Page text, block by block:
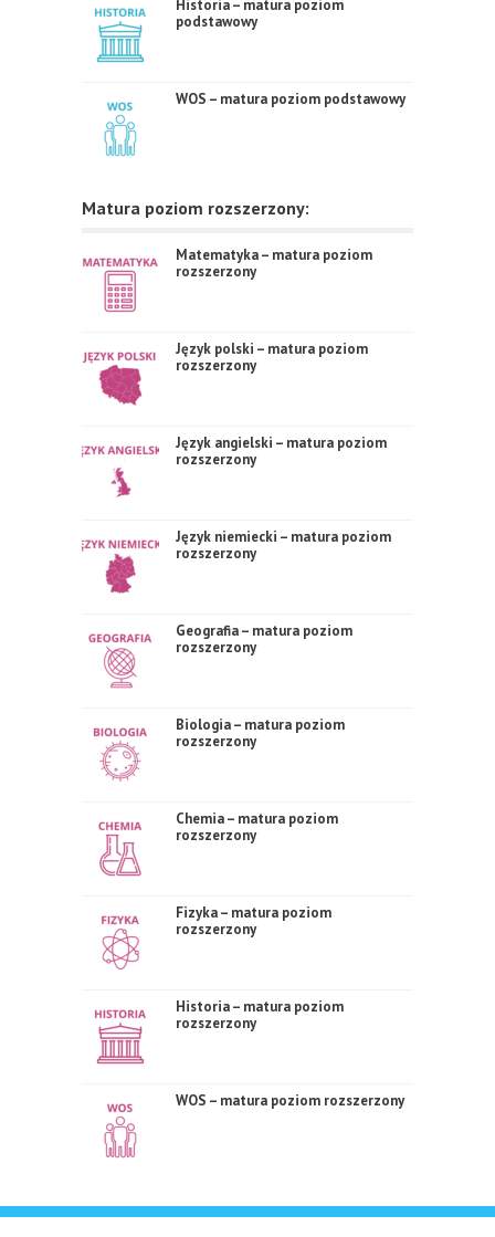
Historia – matura poziom
podstawowy
WOS – matura poziom podstawowy
Matura poziom rozszerzony:
Matematyka – matura poziom
rozszerzony
Język polski – matura poziom
rozszerzony
Język angielski – matura poziom
rozszerzony
Język niemiecki – matura poziom
rozszerzony
Geografia – matura poziom
rozszerzony
Biologia – matura poziom
rozszerzony
Chemia – matura poziom
rozszerzony
Fizyka – matura poziom
rozszerzony
Historia – matura poziom
rozszerzony
WOS – matura poziom rozszerzony